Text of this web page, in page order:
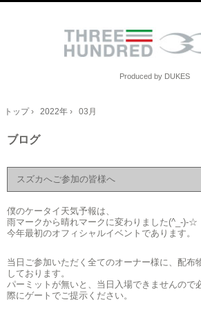
Produced by DUKES
トップ› 2022年 › 03月
ブログ
スズカへご参加の皆様へ
僕のケータイ天気予報は、
雨マークから晴れマークに変わりました(^_-)-☆
今年最初のオフィシャルイベントであります。
当日ご参加いただく全てのオーナー様に、配布
しております。
パーミットが無いと、当日入場できませんので
際にゲートでご提示ください。